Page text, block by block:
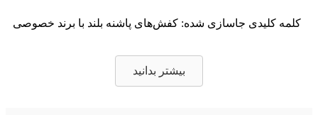
کلمه کلیدی جاسازی شده: کفش‌های پاشنه بلند با برند خصوصی
بیشتر بدانید